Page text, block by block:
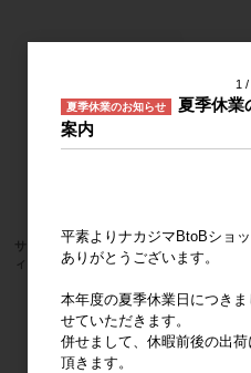
サンリオキャラクターズ ハローキテ
ィ 桜着物 マスコット
サ
1
夏季休業のお知らせ
夏季休業
案内
平素よりナカジマBtoBショ
ありがとうございます。
本年度の夏季休業日につき
せていただきます。
併せまして、休暇前後の出
頂きます。